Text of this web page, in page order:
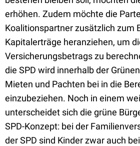
erhöhen. Zudem möchte die
Koalitionspartner zusätzlich zum
Kapitalerträge heranziehen, um
Versicherungsbetrags zu
die SPD wird innerhalb der
Mieten und Pachten bei in die
einzubeziehen. Noch in einem
unterscheidet sich die grüne
SPD-Konzept: bei der
der SPD sind Kinder zwar auch